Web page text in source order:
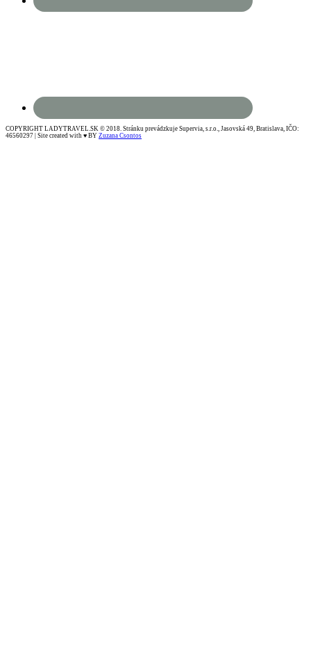
COPYRIGHT LADYTRAVEL.SK © 2018. Stránku prevádzkuje Supervia, s.r.o., Jasovská 49, Bratislava, IČO:
46560297 | Site created with ♥ BY Zuzana Csontos